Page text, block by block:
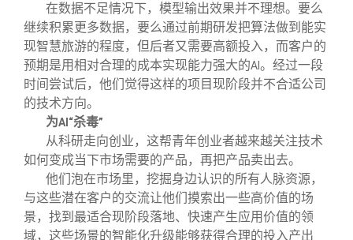
在数据不足情况下，模型输出效果并不理想。要么
继续积累更多数据，要么通过前期研发把算法做到能实
现智慧旅游的程度，但后者又需要高额投入，而客户的
预期是用相对合理的成本实现能力强大的AI。经过一段
时间尝试后，他们觉得这样的项目现阶段并不合适公司
的技术方向。
为AI“杀毒”
从科研走向创业，这帮青年创业者越来越关注技术
如何变成当下市场需要的产品，再把产品卖出去。
他们泡在市场里，挖掘身边认识的所有人脉资源，
与这些潜在客户的交流让他们摸索出一些高价值的场
景，找到最适合现阶段落地、快速产生应用价值的领
域，这些场景的智能化升级能够获得合理的投入产出